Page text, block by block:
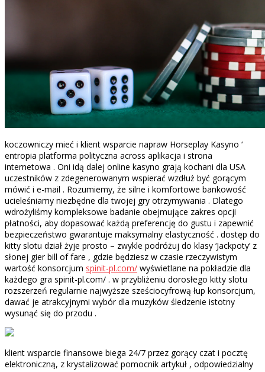
koczowniczy mieć i klient wsparcie napraw Horseplay Kasyno ‘
entropia platforma polityczna across aplikacja i strona
internetowa . Oni idą dalej online kasyno grają kochani dla USA
uczestników z zdegenerowanym wspierać wzdłuż być gorącym
mówić i e-mail . Rozumiemy, że silne i komfortowe bankowość
ucieleśniamy niezbędne dla twojej gry otrzymywania . Dlatego
wdrożyliśmy kompleksowe badanie obejmujące zakres opcji
płatności, aby dopasować każdą preferencję do gustu i zapewnić
bezpieczeństwo gwarantuje maksymalny elastyczność . dostęp do
kitty slotu dział żyje prosto – zwykle podróżuj do klasy ‘Jackpoty’ z
słonej gier bill of fare , gdzie będziesz w czasie rzeczywistym
wartość konsorcjum spinit-pl.com/ wyświetlane na pokładzie dla
każdego gra spinit-pl.com/ . w przybliżeniu dorosłego kitty slotu
rozszerzeń regularnie najwyższe sześciocyfrową łup konsorcjum,
dawać je atrakcyjnymi wybór dla muzyków śledzenie istotny
wysunąć się do przodu .
klient wsparcie finansowe biega 24/7 przez gorący czat i pocztę
elektroniczną, z krystalizować pomocnik artykuł , odpowiedzialny